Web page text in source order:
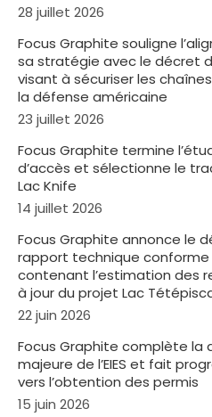
28 juillet 2026
Focus Graphite souligne
sa stratégie avec le décret
visant à sécuriser les
la défense américaine
23 juillet 2026
Focus Graphite termine
d’accès et sélectionne le
Lac Knife
14 juillet 2026
Focus Graphite annonce le
rapport technique conforme
contenant l’estimation des
à jour du projet Lac
22 juin 2026
Focus Graphite complète la
majeure de l’EIES et fait
vers l’obtention des permis
15 juin 2026